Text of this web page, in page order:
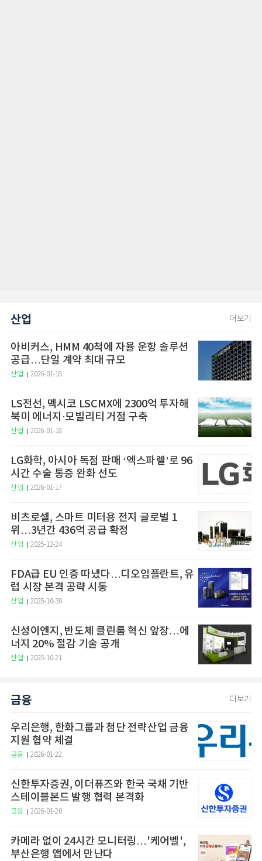
산업 더보기
아비커스, HMM 40척에 자율 운항 솔루션
공급…단일 계약 최대 규모
산업 2026-01-18
LS전선, 멕시코 LSCMX에 2300억 투자해
북미 에너지·모빌리티 거점 구축
산업 2026-01-18
LG화학, 아시아 독점 판매 ‘엑스파렐’로 96
시간 수술 통증 완화 선도
산업 2026-01-17
비츠로셀, 스마트 미터용 전지 글로벌 1
위…3년간 436억 공급 확정
산업 2025-12-24
FDA급 EU 인증 따냈다…디오임플란트, 유
럽 시장 본격 공략 시동
산업 2025-10-30
신성이엔지, 반도체 클린룸 혁신 앞장…에
너지 20% 절감 기술 공개
산업 2025-10-21
금융 더보기
우리은행, 한화그룹과 첨단 전략산업 금융
지원 협약 체결
금융 2026-01-22
신한투자증권, 이더퓨즈와 한국 국채 기반
스테이블본드 발행 협력 본격화
금융 2026-01-20
카메라 없이 24시간 모니터링…'케어벨',
부산은행 앱에서 만난다